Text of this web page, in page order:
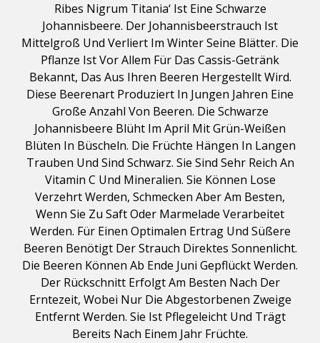
Ribes Nigrum Titania‘ Ist Eine Schwarze
Johannisbeere. Der Johannisbeerstrauch Ist
Mittelgroß Und Verliert Im Winter Seine Blätter. Die
Pflanze Ist Vor Allem Für Das Cassis-Getränk
Bekannt, Das Aus Ihren Beeren Hergestellt Wird.
Diese Beerenart Produziert In Jungen Jahren Eine
Große Anzahl Von Beeren. Die Schwarze
Johannisbeere Blüht Im April Mit Grün-Weißen
Blüten In Büscheln. Die Früchte Hängen In Langen
Trauben Und Sind Schwarz. Sie Sind Sehr Reich An
Vitamin C Und Mineralien. Sie Können Lose
Verzehrt Werden, Schmecken Aber Am Besten,
Wenn Sie Zu Saft Oder Marmelade Verarbeitet
Werden. Für Einen Optimalen Ertrag Und Süßere
Beeren Benötigt Der Strauch Direktes Sonnenlicht.
Die Beeren Können Ab Ende Juni Gepflückt Werden.
Der Rückschnitt Erfolgt Am Besten Nach Der
Erntezeit, Wobei Nur Die Abgestorbenen Zweige
Entfernt Werden. Sie Ist Pflegeleicht Und Trägt
Bereits Nach Einem Jahr Früchte.